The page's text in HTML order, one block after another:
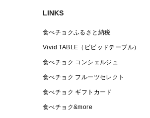
LINKS
食べチョクふるさと納税
Vivid TABLE（ビビッドテーブル）
食べチョク コンシェルジュ
食べチョク フルーツセレクト
食べチョク ギフトカード
食べチョク&more